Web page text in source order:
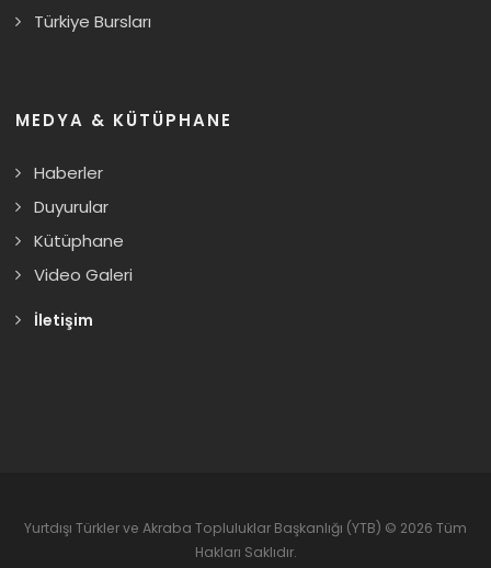
Türkiye Bursları
MEDYA & KÜTÜPHANE
Haberler
Duyurular
Kütüphane
Video Galeri
İletişim
Yurtdışı Türkler ve Akraba Topluluklar Başkanlığı (YTB) © 2026 Tüm
Hakları Saklıdır.